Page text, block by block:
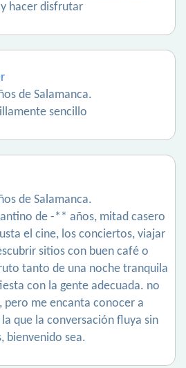
hacer disfrutar
de Salamanca.
sencillo
de Salamanca.
de -** años, mitad casero
el cine, los conciertos, viajar
sitios con buen café o
tanto de una noche tranquila
con la gente adecuada. no
pero me encanta conocer a
que la conversación fluya sin
bienvenido sea.